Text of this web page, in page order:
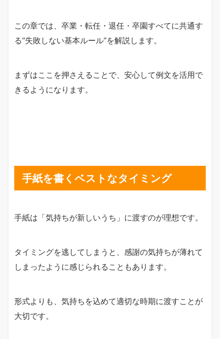
この章では、卒業・転任・退任・卒園すべてに共通す
る“失敗しない基本ルール”を解説します。
まずはここを押さえることで、安心して例文を活用で
きるようになります。
手紙を書くベストなタイミング
手紙は「気持ちが新しいうち」に渡すのが理想です。
タイミングを逃してしまうと、感謝の気持ちが薄れて
しまったように感じられることもあります。
形式よりも、気持ちを込めて適切な時期に渡すことが
大切です。